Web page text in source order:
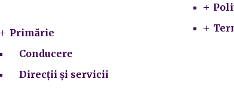
Primărie
Conducere
Direcții și servicii